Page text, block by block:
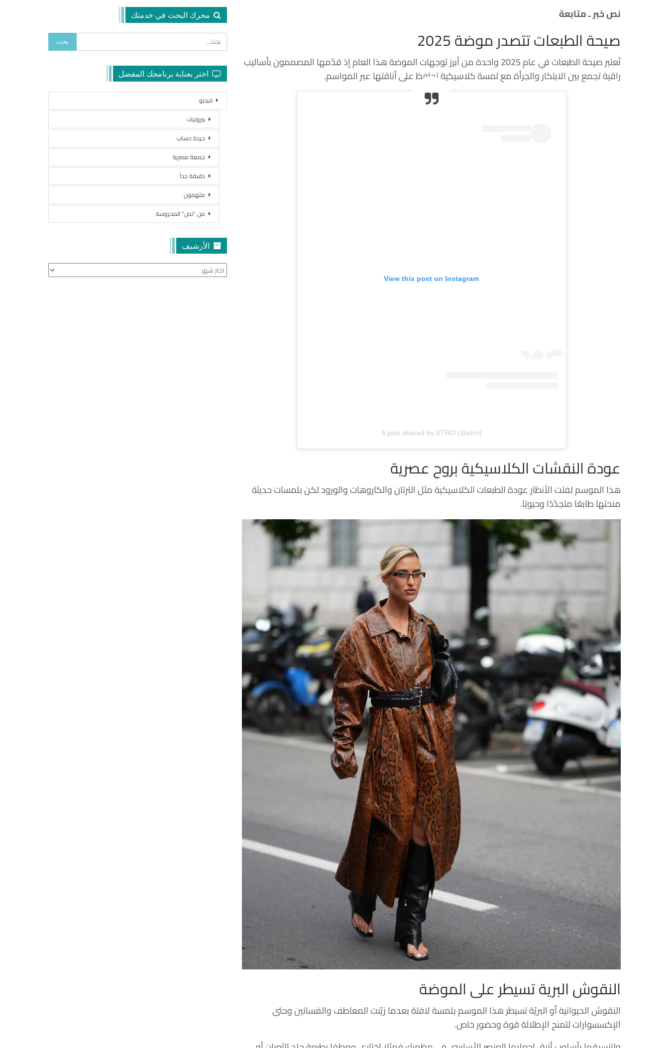
نص خبر ـ متابعة
صيحة الطبعات تتصدر موضة 2025
تُعتبر صيحة الطبعات في عام 2025 واحدة من أبرز توجهات الموضة هذا العام إذ قدّمها المصممون بأساليب
راقية تجمع بين الابتكار والجرأة مع لمسة كلاسيكية تحافظ على أناقتها عبر المواسم.
View this post on Instagram
A post shared by ETRO (@etro)
عودة النقشات الكلاسيكية بروح عصرية
هذا الموسم لفتت الأنظار عودة الطبعات الكلاسيكية مثل الترتان والكاروهات والورود لكن بلمسات حديثة
منحتها طابعًا متجدّدًا وحيويًا.
النقوش البرية تسيطر على الموضة
النقوش الحيوانية أو البريّة تسيطر هذا الموسم بلمسة لافتة بعدما زيّنت المعاطف والفساتين وحتى
الإكسسوارات لتمنح الإطلالة قوة وحضور خاص.
محرك البحث في خدمتك
اختر بعناية برنامجك المفضل
فيديو
بيروتيات
جردة حساب
جمعة مصرية
دقيقة جداً
ملهمون
من “نص” المحروسة
الأرشيف
الأرشيف